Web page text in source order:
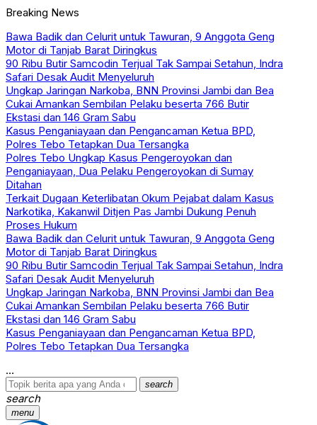
Breaking News
Bawa Badik dan Celurit untuk Tawuran, 9 Anggota Geng
Motor di Tanjab Barat Diringkus
90 Ribu Butir Samcodin Terjual Tak Sampai Setahun, Indra
Safari Desak Audit Menyeluruh
Ungkap Jaringan Narkoba, BNN Provinsi Jambi dan Bea
Cukai Amankan Sembilan Pelaku beserta 766 Butir
Ekstasi dan 146 Gram Sabu
Kasus Penganiayaan dan Pengancaman Ketua BPD,
Polres Tebo Tetapkan Dua Tersangka
Polres Tebo Ungkap Kasus Pengeroyokan dan
Penganiayaan, Dua Pelaku Pengeroyokan di Sumay
Ditahan
Terkait Dugaan Keterlibatan Okum Pejabat dalam Kasus
Narkotika, Kakanwil Ditjen Pas Jambi Dukung Penuh
Proses Hukum
Bawa Badik dan Celurit untuk Tawuran, 9 Anggota Geng
Motor di Tanjab Barat Diringkus
90 Ribu Butir Samcodin Terjual Tak Sampai Setahun, Indra
Safari Desak Audit Menyeluruh
Ungkap Jaringan Narkoba, BNN Provinsi Jambi dan Bea
Cukai Amankan Sembilan Pelaku beserta 766 Butir
Ekstasi dan 146 Gram Sabu
Kasus Penganiayaan dan Pengancaman Ketua BPD,
Polres Tebo Tetapkan Dua Tersangka
search
menu